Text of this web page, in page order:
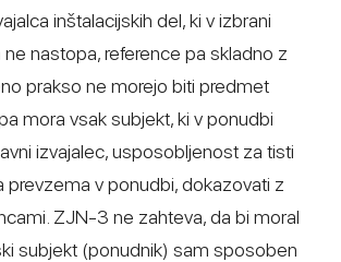
inštalacijskih del, ki v izbrani
nastopa, reference pa skladno z
prakso ne morejo biti predmet
mora vsak subjekt, ki v ponudbi
izvajalec, usposobljenost za tisti
prevzema v ponudbi, dokazovati z
ZJN-3 ne zahteva, da bi moral
subjekt (ponudnik) sam sposoben